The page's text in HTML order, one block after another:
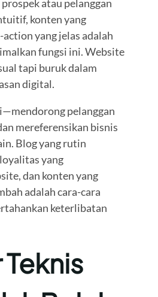
atau pelanggan
konten yang
yang jelas adalah
fungsi ini. Website
tapi buruk dalam
digital.
pelanggan
mereferensikan bisnis
Blog yang rutin
yang
dan konten yang
adalah cara-cara
keterlibatan